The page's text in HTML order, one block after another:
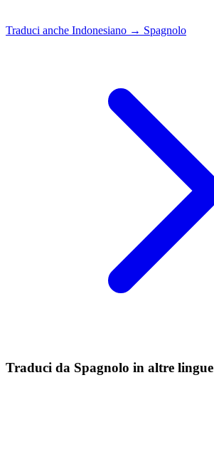
Traduci anche Indonesiano → Spagnolo
Traduci da Spagnolo in altre lingue